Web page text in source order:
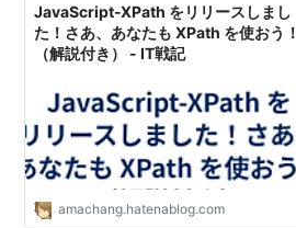
JavaScript-XPath をリリースしまし
た！さあ、あなたも XPath を使おう！
（解説付き） - IT戦記
amachang.hatenablog.com